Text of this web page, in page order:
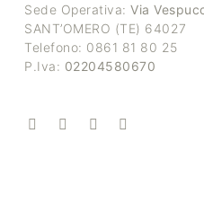
Sede Operativa: Via
SANT’OMERO (TE) 64027
Telefono: 0861 81 80 25
P.Iva: 02204580670